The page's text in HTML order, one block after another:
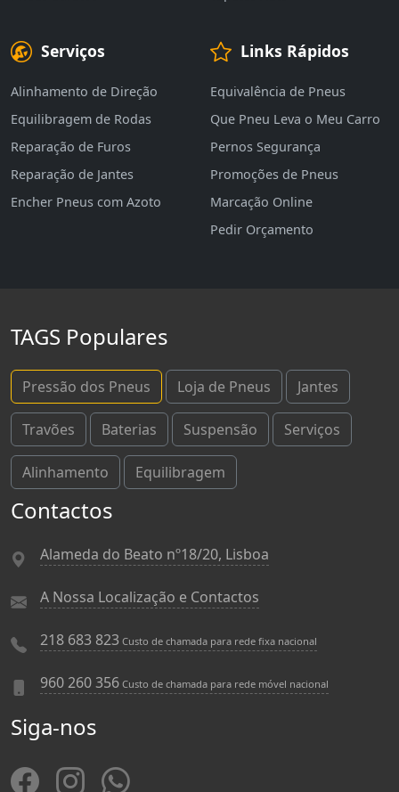
Serviços
Alinhamento de Direção
Equilibragem de Rodas
Reparação de Furos
Reparação de Jantes
Encher Pneus com Azoto
Links Rápidos
Equivalência de Pneus
Que Pneu Leva o Meu Carro
Pernos Segurança
Promoções de Pneus
Marcação Online
Pedir Orçamento
TAGS Populares
Pressão dos Pneus Loja de Pneus Jantes
Travões Baterias Suspensão Serviços
Alinhamento Equilibragem
Contactos
Alameda do Beato nº18/20, Lisboa
A Nossa Localização e Contactos
218 683 823 Custo de chamada para rede fixa nacional
960 260 356 Custo de chamada para rede móvel nacional
Siga-nos